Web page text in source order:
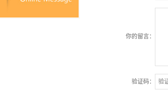
你的留言：
验证码：